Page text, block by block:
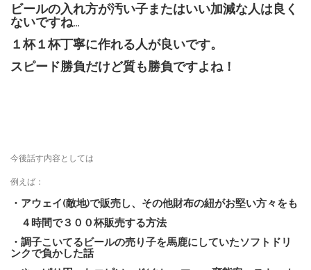
ビールの入れ方が汚い子またはいい加減な人は良く
ないですね…
１杯１杯丁寧に作れる人が良いです。
スピード勝負だけど質も勝負ですよね！
今後話す内容としては
例えば：
・アウェイ(敵地)で販売し、その他財布の紐がお堅い方々をも
４時間で３００杯販売する方法
・調子こいてるビールの売り子を馬鹿にしていたソフトドリ
ンクで負かした話